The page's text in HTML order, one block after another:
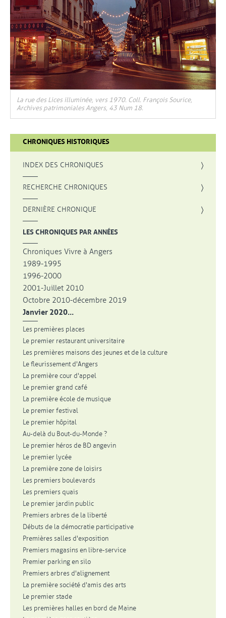
La rue des Lices illuminée, vers 1970. Coll. François Sourice,
Archives patrimoniales Angers, 43 Num 18.
CHRONIQUES HISTORIQUES
INDEX DES CHRONIQUES
RECHERCHE CHRONIQUES , OUVRE UNE NOUVELLE FENÊTRE
DERNIÈRE CHRONIQUE
LES CHRONIQUES PAR ANNÉES
Chroniques Vivre à Angers
1989-1995
1996-2000
2001-Juillet 2010
Octobre 2010-décembre 2019
Janvier 2020...
Les premières places
Le premier restaurant universitaire
Les premières maisons des jeunes et de la culture
Le fleurissement d'Angers
La première cour d'appel
Le premier grand café
La première école de musique
Le premier festival
Le premier hôpital
Au-delà du Bout-du-Monde ?
Le premier héros de BD angevin
Le premier lycée
La première zone de loisirs
Les premiers boulevards
Les premiers quais
Le premier jardin public
Premiers arbres de la liberté
Débuts de la démocratie participative
Premières salles d'exposition
Premiers magasins en libre-service
Premier parking en silo
Premiers arbres d'alignement
La première société d'amis des arts
Le premier stade
Les premières halles en bord de Maine